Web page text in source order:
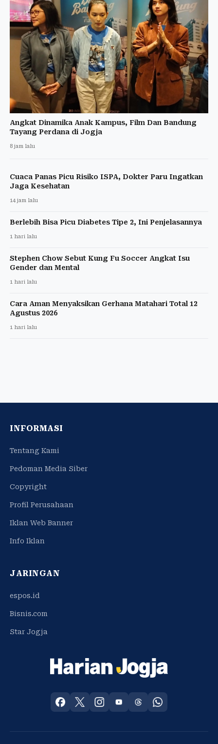
Angkat Dinamika Anak Kampus, Film Dan Bandung
Tayang Perdana di Jogja
8 jam lalu
Cuaca Panas Picu Risiko ISPA, Dokter Paru Ingatkan
Jaga Kesehatan
14 jam lalu
Berlebih Bisa Picu Diabetes Tipe 2, Ini Penjelasannya
1 hari lalu
Stephen Chow Sebut Kung Fu Soccer Angkat Isu
Gender dan Mental
1 hari lalu
Cara Aman Menyaksikan Gerhana Matahari Total 12
Agustus 2026
1 hari lalu
INFORMASI
Tentang Kami
Pedoman Media Siber
Copyright
Profil Perusahaan
Iklan Web Banner
Info Iklan
JARINGAN
espos.id
Bisnis.com
Star Jogja